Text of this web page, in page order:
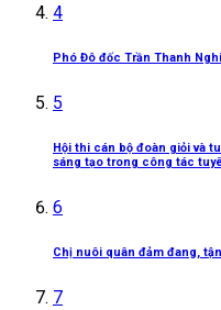
4
Phó Đô đốc Trần Thanh
5
Hội thi cán bộ đoàn giỏi và
sáng tạo trong công tác
6
Chị nuôi quân đảm đang,
7